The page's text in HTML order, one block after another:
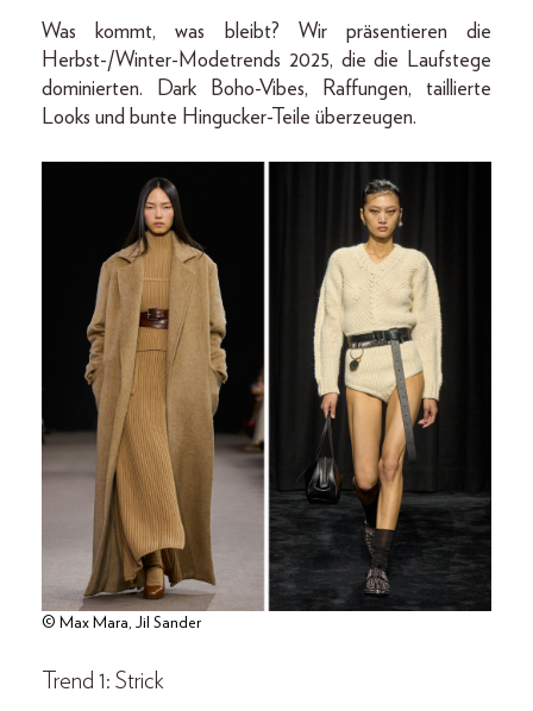
Was kommt, was bleibt? Wir präsentieren die
Herbst-/Winter-Modetrends 2025, die die Laufstege
dominierten. Dark Boho-Vibes, Raffungen, taillierte
Looks und bunte Hingucker-Teile überzeugen.
© Max Mara, Jil Sander
Trend 1: Strick